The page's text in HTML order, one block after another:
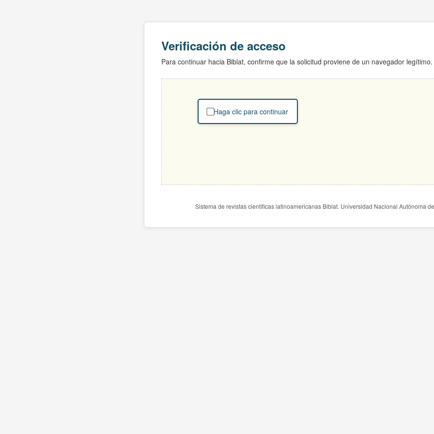
Verificación de acceso
Para continuar hacia Biblat, confirme que la solicitud proviene de un navegador legítimo.
Haga clic para continuar
Sistema de revistas científicas latinoamericanas Biblat. Universidad Nacional Autónoma